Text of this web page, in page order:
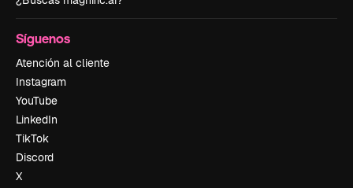
Síguenos
Atención al cliente
Instagram
YouTube
LinkedIn
TikTok
Discord
X